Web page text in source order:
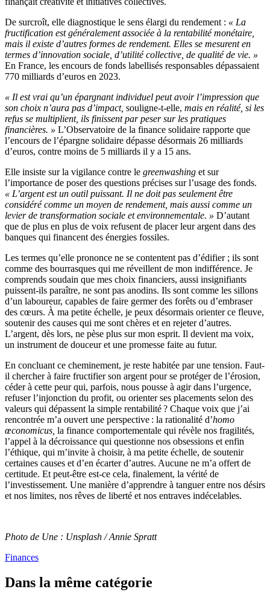
De surcroît, elle diagnostique le sens élargi du rendement : « La
fructification est généralement associée à la rentabilité monétaire,
mais il existe d’autres formes de rendement. Elles se mesurent en
termes d’innovation sociale, d’utilité collective, de qualité de vie. »
En France, les encours de fonds labellisés responsables dépassaient
770 milliards d’euros en 2023.
« Il est vrai qu’un épargnant individuel peut avoir l’impression que
son choix n’aura pas d’impact, souligne-t-elle, mais en réalité, si les
refus se multiplient, ils finissent par peser sur les pratiques
financières. » L’Observatoire de la finance solidaire rapporte que
l’encours de l’épargne solidaire dépasse désormais 26 milliards
d’euros, contre moins de 5 milliards il y a 15 ans.
Elle insiste sur la vigilance contre le greenwashing et sur
l’importance de poser des questions précises sur l’usage des fonds.
« L’argent est un outil puissant. Il ne doit pas seulement être
considéré comme un moyen de rendement, mais aussi comme un
levier de transformation sociale et environnementale. » D’autant
que de plus en plus de voix refusent de placer leur argent dans des
banques qui financent des énergies fossiles.
Les termes qu’elle prononce ne se contentent pas d’édifier ; ils sont
comme des bourrasques qui me réveillent de mon indifférence. Je
comprends soudain que mes choix financiers, aussi insignifiants
puissent-ils paraître, ne sont pas anodins. Ils sont comme les sillons
d’un laboureur, capables de faire germer des forêts ou d’embraser
des cœurs. À ma petite échelle, je peux désormais orienter ce fleuve,
soutenir des causes qui me sont chères et en rejeter d’autres.
L’argent, dès lors, ne pèse plus sur mon esprit. Il devient ma voix,
un instrument de douceur et une promesse faite au futur.
En concluant ce cheminement, je reste habitée par une tension. Faut-
il chercher à faire fructifier son argent pour se protéger de l’érosion,
céder à cette peur qui, parfois, nous pousse à agir dans l’urgence,
refuser l’injonction du profit, ou orienter ses placements selon des
valeurs qui dépassent la simple rentabilité ? Chaque voix que j’ai
rencontrée m’a ouvert une perspective : la rationalité d’homo
œconomicus, la finance comportementale qui révèle nos fragilités,
l’appel à la décroissance qui questionne nos obsessions et enfin
l’éthique, qui m’invite à choisir, à ma petite échelle, de soutenir
certaines causes et d’en écarter d’autres. Aucune ne m’a offert de
certitude. Et peut-être est-ce cela, finalement, la vérité de
l’investissement. Une manière d’apprendre à tanguer entre nos désirs
et nos limites, nos rêves de liberté et nos entraves indécelables.
Photo de Une : Unsplash / Annie Spratt
Finances
Dans la même catégorie